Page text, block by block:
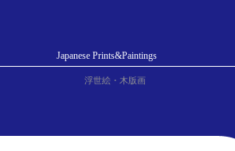
Japanese Prints&Paintings
浮世絵・木版画